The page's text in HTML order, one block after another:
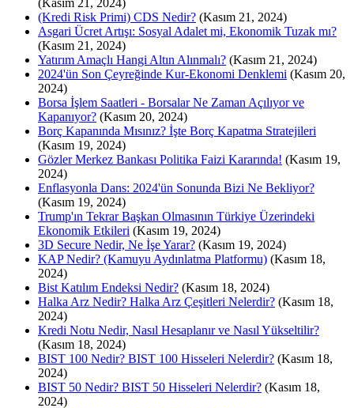
(Kredi Risk Primi) CDS Nedir? (Kasım 21, 2024)
Asgari Ücret Artışı: Sosyal Adalet mi, Ekonomik Tuzak mı?
(Kasım 21, 2024)
Yatırım Amaçlı Hangi Altın Alınmalı? (Kasım 21, 2024)
2024'ün Son Çeyreğinde Kur-Ekonomi Denklemi (Kasım 20,
2024)
Borsa İşlem Saatleri - Borsalar Ne Zaman Açılıyor ve
Kapanıyor? (Kasım 20, 2024)
Borç Kapanında Mısınız? İşte Borç Kapatma Stratejileri
(Kasım 19, 2024)
Gözler Merkez Bankası Politika Faizi Kararında! (Kasım 19,
2024)
Enflasyonla Dans: 2024'ün Sonunda Bizi Ne Bekliyor?
(Kasım 19, 2024)
Trump'ın Tekrar Başkan Olmasının Türkiye Üzerindeki
Ekonomik Etkileri (Kasım 19, 2024)
3D Secure Nedir, Ne İşe Yarar? (Kasım 19, 2024)
KAP Nedir? (Kamuyu Aydınlatma Platformu) (Kasım 18,
2024)
Bist Katılım Endeksi Nedir? (Kasım 18, 2024)
Halka Arz Nedir? Halka Arz Çeşitleri Nelerdir? (Kasım 18,
2024)
Kredi Notu Nedir, Nasıl Hesaplanır ve Nasıl Yükseltilir?
(Kasım 18, 2024)
BIST 100 Nedir? BIST 100 Hisseleri Nelerdir? (Kasım 18,
2024)
BIST 50 Nedir? BIST 50 Hisseleri Nelerdir? (Kasım 18,
2024)